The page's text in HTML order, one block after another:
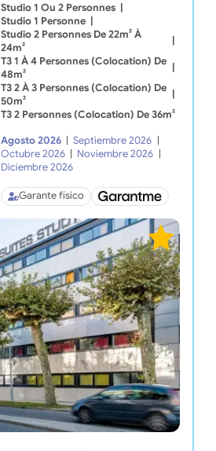
Studio 1 Ou 2 Personnes
Studio 1 Personne
Studio 2 Personnes De 22m² À
24m²
T3 1 À 4 Personnes (Colocation) De
48m²
T3 2 À 3 Personnes (Colocation) De
50m²
T3 2 Personnes (Colocation) De 36m²
Agosto 2026 Septiembre 2026
Octubre 2026
Noviembre 2026
Diciembre 2026
Garante físico